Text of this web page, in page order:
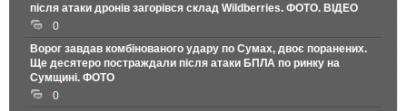
після атаки дронів загорівся склад Wildberries. ФОТО. ВІДЕО
0
Ворог завдав комбінованого удару по Сумах, двоє поранених.
Ще десятеро постраждали після атаки БПЛА по ринку на
Сумщині. ФОТО
0